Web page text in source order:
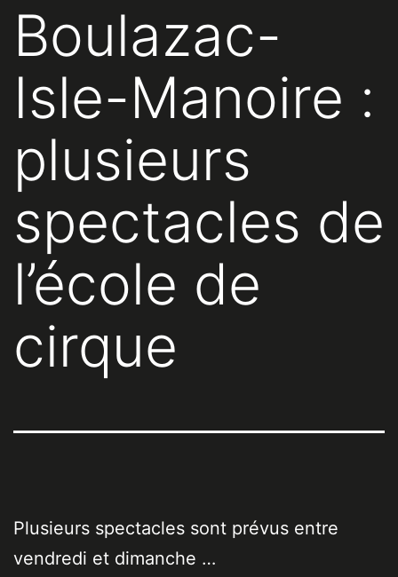
Boulazac-
Isle-Manoire :
plusieurs
spectacles de
l’école de
cirque
Plusieurs spectacles sont prévus entre
vendredi et dimanche …